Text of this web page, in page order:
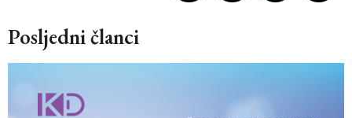
Posljedni članci